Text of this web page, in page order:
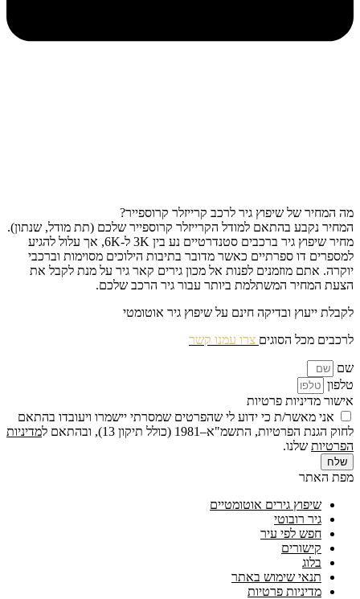
מה המחיר של שיפוץ גיר לרכב קרייזלר קרוספייר?
המחיר נקבע בהתאם למודל הקרייזלר קרוספייר שלכם (תת מודל, שנתון).
מחיר שיפוץ גיר ברכבים סטנדרטיים נע בין 3K ל-6K, אך עלול להגיע
למספרים דו ספרתיים כאשר מדובר בתיבות הילוכים מסוימות וברכבי
יוקרה. אתם מוזמנים לפנות אל מכון גירים קאר גיר על מנת לקבל את
הצעת המחיר המשתלמת ביותר עבור גיר הרכב שלכם.
לקבלת ייעוץ ובדיקה חינם על שיפוץ גיר אוטומטי
לרכבים מכל הסוגים צרו עמנו קשר
שם
טלפון
אישור מדיניות פרטיות
אני מאשר/ת כי ידוע לי שהפרטים שמסרתי יישמרו ויעובדו בהתאם
לחוק הגנת הפרטיות, התשמ"א–1981 (כולל תיקון 13), ובהתאם ל
מדיניות
הפרטיות שלנו.
שלח
מפת האתר
שיפוץ גירים אוטומטיים
גיר רובוטי
חפש לפי עיר
קישורים
בלוג
תנאי שימוש באתר
מדיניות פרטיות